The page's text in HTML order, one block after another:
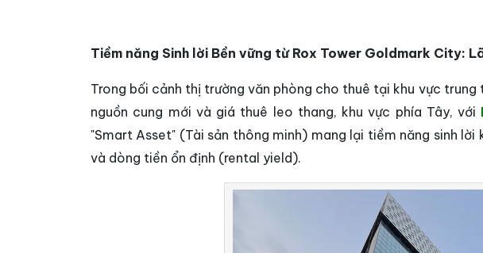
Tiềm năng Sinh lời Bền vững từ Rox Tower Goldmark City:
Trong bối cảnh thị trường văn phòng cho thuê tại khu vực trung
nguồn cung mới và giá thuê leo thang, khu vực phía Tây, với
"Smart Asset" (Tài sản thông minh) mang lại tiềm năng sinh
và dòng tiền ổn định (rental yield).